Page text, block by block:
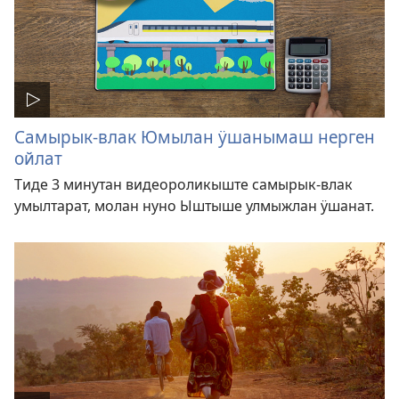
Самырык-влак Юмылан ӱшанымаш нерген
ойлат
Тиде 3 минутан видеороликыште самырык-влак
умылтарат, молан нуно Ыштыше улмыжлан ӱшанат.